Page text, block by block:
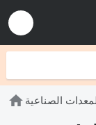
الصناعية